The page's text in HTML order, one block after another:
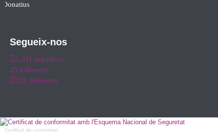
Donatius
Segueix-nos
1.211 seguidors
25 followers
221 followers
Certificat de conformitat